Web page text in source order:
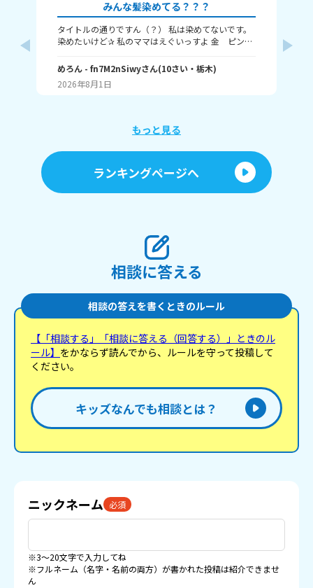
みんな髪染めてる？？？
タイトルの通りですん（？） 私は染めてないです。
染めたいけど✰ 私のママはえぐいっすよ 金 ピン
繁に染めてやがる。 みんな染めてる？染めたい？ 何
色が良い？？？？ 私はインナーカラーとか メッシ
ュ，毛先とか染めたくて 色は…まあ白 赤 ピン
めろん - fn7M2nSiwyさん(10さい・ 栃木)
2026年8月1日
もっと見る
ランキングページへ
相談に答える
相談の答えを書くときのルール
【「相談する」「相談に答える（回答する）」ときのル
ール】 をかならず読んでから、ルールを守って投稿して
ください。
キッズなんでも相談とは？
ニックネーム 必須
※3〜20文字で入力してね
※フルネーム（名字・名前の両方）が書かれた投稿は紹介できませ
ん